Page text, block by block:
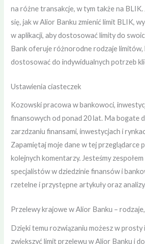
na różne transakcje, w tym także na BLIK.
się, jak w Alior Banku zmienić limit BLIK,
w aplikacji, aby dostosować limity do
Bank oferuje różnorodne rodzaje limitów,
dostosować do indywidualnych potrzeb
Ustawienia ciasteczek
Kozowski pracowa w bankowoci,
finansowych od ponad 20 lat. Ma bogate
zarzdzaniu finansami, inwestycjach i
Zapamiętaj moje dane w tej przeglądarce
kolejnych komentarzy. Jesteśmy
specjalistów w dziedzinie finansów i
rzetelne i przystępne artykuły oraz
Przelewy krajowe w Alior Banku –
Dzięki temu rozwiązaniu możesz w prosty
zwiększyć limit przelewu w Alior Banku i